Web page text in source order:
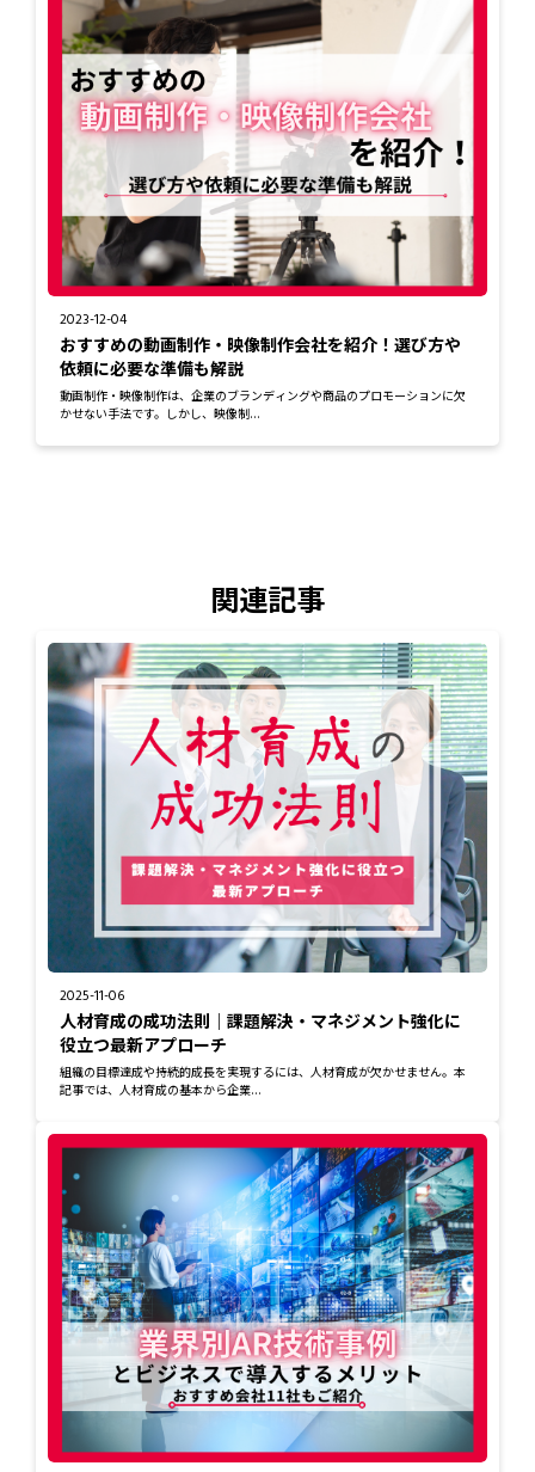
2023-12-04
おすすめの動画制作・映像制作会社を紹介！選び方や
依頼に必要な準備も解説
動画制作・映像制作は、企業のブランディングや商品のプロモーションに欠
かせない手法です。しかし、映像制...
関連記事
2025-11-06
人材育成の成功法則｜課題解決・マネジメント強化に
役立つ最新アプローチ
組織の目標達成や持続的成長を実現するには、人材育成が欠かせません。本
記事では、人材育成の基本から企業...